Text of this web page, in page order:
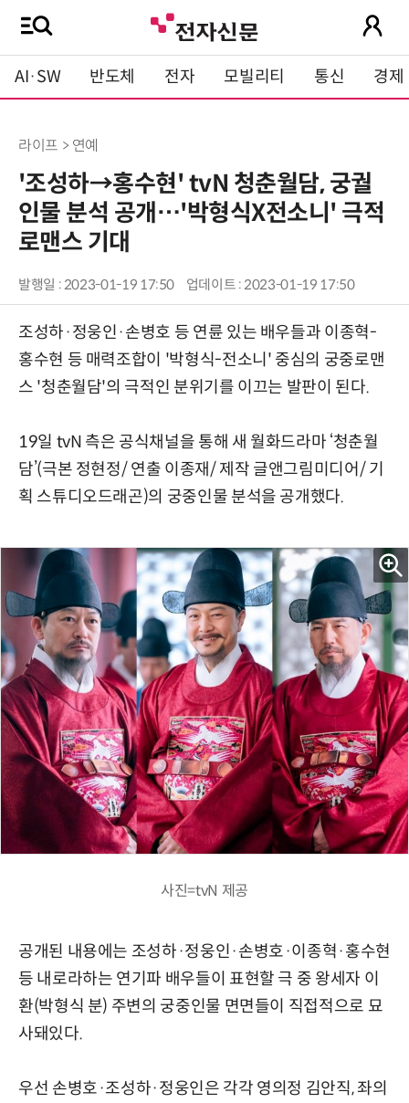
AI·SW 반도체 전자 모빌리티 통신 경제
라이프 > 연예
'조성하→홍수현' tvN 청춘월담, 궁궐
인물 분석 공개…'박형식X전소니' 극적
로맨스 기대
발행일 : 2023-01-19 17:50 업데이트 : 2023-01-19 17:50
조성하·정웅인·손병호 등 연륜 있는 배우들과 이종혁-
홍수현 등 매력조합이 '박형식-전소니' 중심의 궁중로맨
스 '청춘월담'의 극적인 분위기를 이끄는 발판이 된다.
19일 tvN 측은 공식채널을 통해 새 월화드라마 ‘청춘월
담’(극본 정현정/ 연출 이종재/ 제작 글앤그림미디어/ 기
획 스튜디오드래곤)의 궁중인물 분석을 공개했다.
사진=tvN 제공
공개된 내용에는 조성하·정웅인·손병호·이종혁·홍수현
등 내로라하는 연기파 배우들이 표현할 극 중 왕세자 이
환(박형식 분) 주변의 궁중인물 면면들이 직접적으로 묘
사돼있다.
우선 손병호·조성하·정웅인은 각각 영의정 김안직, 좌의